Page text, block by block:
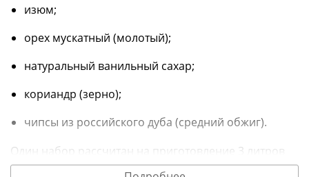
изюм;
орех мускатный (молотый);
натуральный ванильный сахар;
кориандр (зерно);
чипсы из российского дуба (средний обжиг).
Один набор рассчитан на приготовление 3 литров
напитка.